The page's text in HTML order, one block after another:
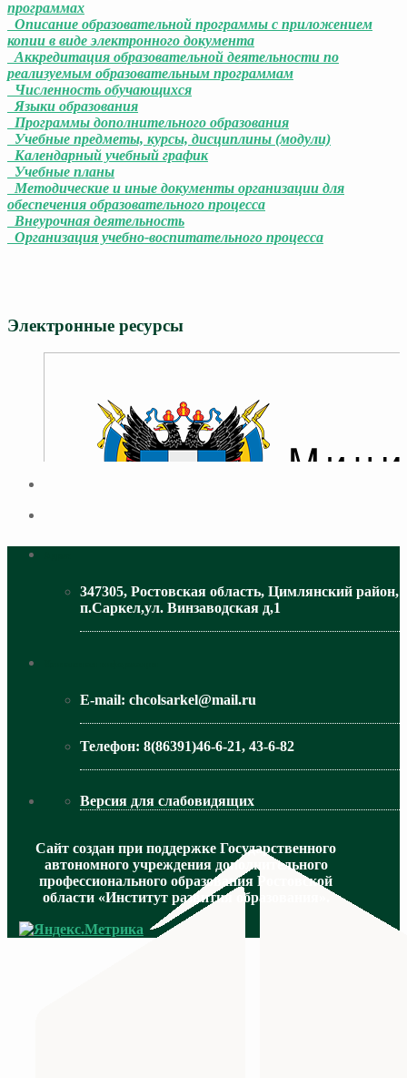
программах
Описание образовательной программы с приложением
копии в виде электронного документа
Аккредитация образовательной деятельности по
реализуемым образовательным программам
Численность обучающихся
Языки образования
Программы дополнительного образования
Учебные предметы, курсы, дисциплины (модули)
Календарный учебный график
Учебные планы
Методические и иные документы организации для
обеспечения образовательного процесса
Внеурочная деятельность
Организация учебно-воспитательного процесса
Электронные ресурсы
МИНИСТЕРСТВО ПРОСВЕЩЕНИЯ
347305, Ростовская область, Цимлянский район,
п.Саркел,ул. Винзаводская д,1
E-mail: chcolsarkel@mail.ru
Телефон: 8(86391)46-6-21, 43-6-82
Версия для слабовидящих
Сайт создан при поддержке Государственного
автономного учреждения дополнительного
профессионального образования Ростовской
области «Институт развития образования».